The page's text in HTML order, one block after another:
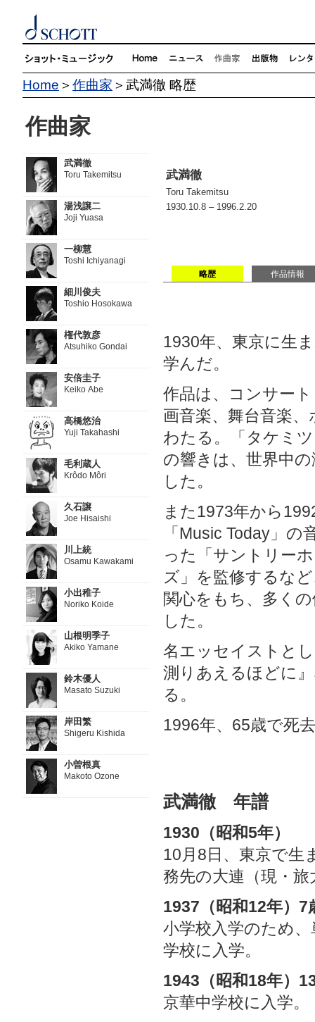
Home ＞作曲家 ＞武満徹 略歴
作曲家
武満徹
Toru Takemitsu
湯浅譲二
Joji Yuasa
一柳慧
Toshi Ichiyanagi
細川俊夫
Toshio Hosokawa
権代敦彦
Atsuhiko Gondai
安倍圭子
Keiko Abe
高橋悠治
Yuji Takahashi
毛利蔵人
Krôdo Môri
久石譲
Joe Hisaishi
川上統
Osamu Kawakami
小出稚子
Noriko Koide
山根明季子
Akiko Yamane
鈴木優人
Masato Suzuki
岸田繁
Shigeru Kishida
小曽根真
Makoto Ozone
武満徹
Toru Takemitsu
1930.10.8 – 1996.2.20
略歴 作品情報
1930年、東京に生
学んだ。
作品は、コンサー
画音楽、舞台音楽
わたる。「タケミ
の響きは、世界中
した。
また1973年から
「Music Today」
った「サントリー
ズ」を監修するな
関心をもち、多く
した。
名エッセイストと
測りあえるほどに
る。
1996年、65歳で死
武満徹 年譜
1930（昭和5年）
10月8日、東京で生
務先の大連（現・
1937（昭和12年）7
小学校入学のため
学校に入学。
1943（昭和18年）
京華中学校に入学。